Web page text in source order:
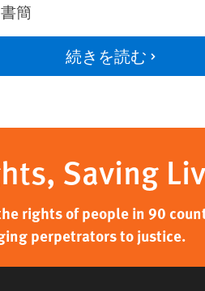
簡
続きを読む
Saving
rights of people in 90
perpetrators to justice.